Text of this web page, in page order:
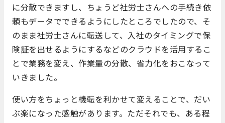
に分散できますし、ちょうど社労士さんへの手続き依
頼もデータでできるようにしたところでしたので、そ
のまま社労士さんに転送して、入社のタイミングで保
険証を出せるようにするなどのクラウドを活用するこ
とで業務を変え、作業量の分散、省力化をおこなって
いきました。
使い方をちょっと機転を利かせて変えることで、だい
ぶ楽になった感触があります。ただそれでも、ある程